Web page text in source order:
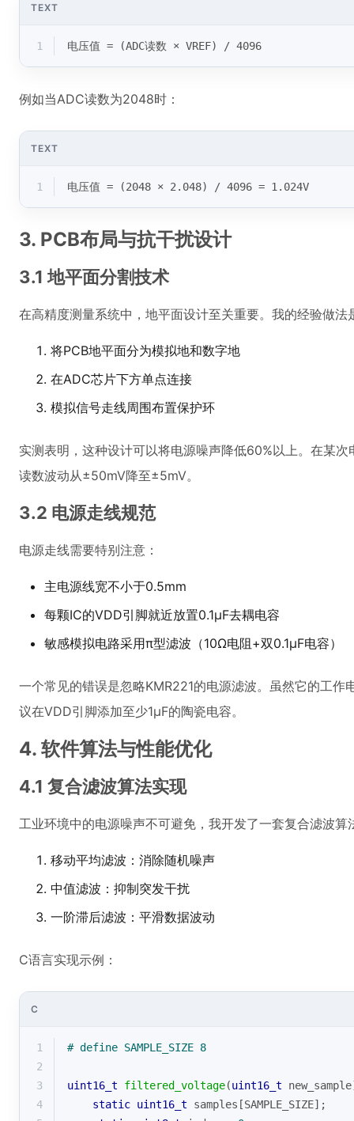
TEXT
1 电压值 = (ADC读数 × VREF) / 4096
例如当ADC读数为2048时：
TEXT
1 电压值 = (2048 × 2.048) / 4096 = 1.024V
3. PCB布局与抗干扰设计
3.1 地平面分割技术
在高精度测量系统中，地平面设计至关重要。我的经验做法
将PCB地平面分为模拟地和数字地
在ADC芯片下方单点连接
模拟信号走线周围布置保护环
实测表明，这种设计可以将电源噪声降低60%以上。在某
读数波动从±50mV降至±5mV。
3.2 电源走线规范
电源走线需要特别注意：
主电源线宽不小于0.5mm
每颗IC的VDD引脚就近放置0.1μF去耦电容
敏感模拟电路采用π型滤波（10Ω电阻+双0.1μF电容）
一个常见的错误是忽略KMR221的电源滤波。虽然它的工
议在VDD引脚添加至少1μF的陶瓷电容。
4. 软件算法与性能优化
4.1 复合滤波算法实现
工业环境中的电源噪声不可避免，我开发了一套复合滤波算
移动平均滤波：消除随机噪声
中值滤波：抑制突发干扰
一阶滞后滤波：平滑数据波动
C语言实现示例：
C
1 # define SAMPLE_SIZE 8
2
3
uint16_t filtered_voltage(uint16_t
4
static uint16_t samples[SAMPLE_SIZE];